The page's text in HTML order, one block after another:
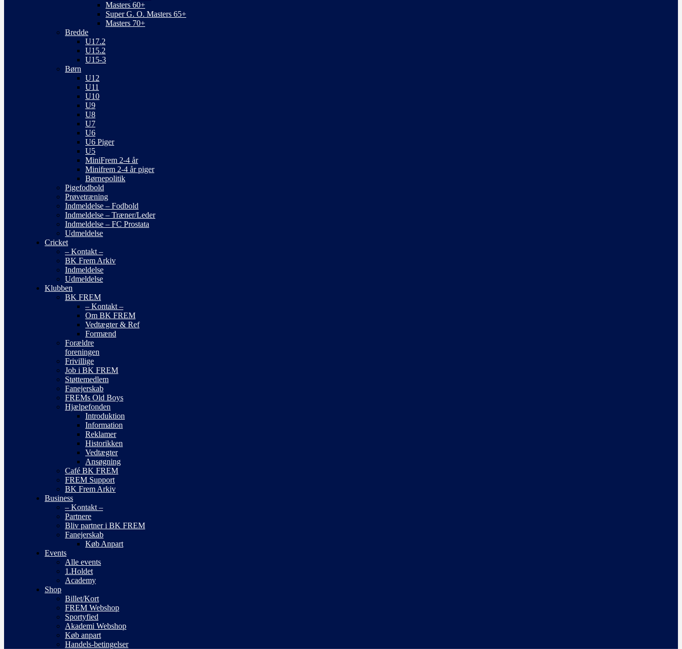
Masters 60+
Super G. O. Masters 65+
Masters 70+
Bredde
U17.2
U15.2
U15-3
Børn
U12
U11
U10
U9
U8
U7
U6
U6 Piger
U5
MiniFrem 2-4 år
Minifrem 2-4 år piger
Børnepolitik
Pigefodbold
Prøvetræning
Indmeldelse – Fodbold
Indmeldelse – Træner/Leder
Indmeldelse – FC Prostata
Udmeldelse
Cricket
– Kontakt –
BK Frem Arkiv
Indmeldelse
Udmeldelse
Klubben
BK FREM
– Kontakt –
Om BK FREM
Vedtægter & Ref
Formænd
Forældre
foreningen
Frivillige
Job i BK FREM
Støttemedlem
Fanejerskab
FREMs Old Boys
Hjælpefonden
Introduktion
Information
Reklamer
Historikken
Vedtægter
Ansøgning
Café BK FREM
FREM Support
BK Frem Arkiv
Business
– Kontakt –
Partnere
Bliv partner i BK FREM
Fanejerskab
Køb Anpart
Events
Alle events
1.Holdet
Academy
Shop
Billet/Kort
FREM Webshop
Sportyfied
Akademi Webshop
Køb anpart
Handels-betingelser